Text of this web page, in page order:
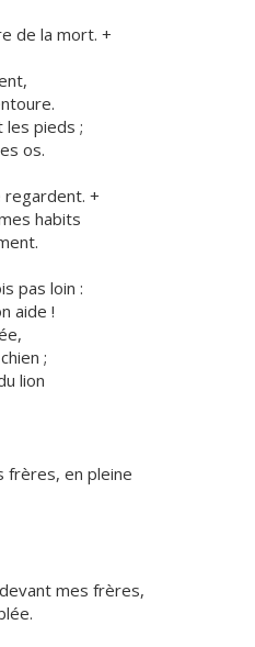
de la mort. +
les pieds ;
os.
regardent. +
habits
pas loin :
aide !
;
lion
frères, en pleine
mes frères,